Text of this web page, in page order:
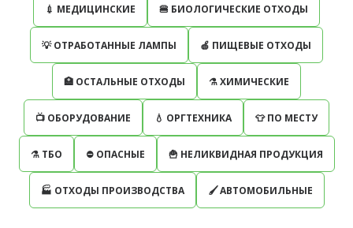
💉 МЕДИЦИНСКИЕ 🍔 БИОЛОГИЧЕСКИЕ ОТХОДЫ
💡 ОТРАБОТАННЫЕ ЛАМПЫ 🍏 ПИЩЕВЫЕ ОТХОДЫ
🏥 ОСТАЛЬНЫЕ ОТХОДЫ ⚗ ХИМИЧЕСКИЕ
📺 ОБОРУДОВАНИЕ 💧 ОРГТЕХНИКА 👕 ПО МЕСТУ
⚗ ТБО ⛔️ ОПАСНЫЕ 🍟 НЕЛИКВИДНАЯ ПРОДУКЦИЯ
🏭 ОТХОДЫ ПРОИЗВОДСТВА 🖌 АВТОМОБИЛЬНЫЕ